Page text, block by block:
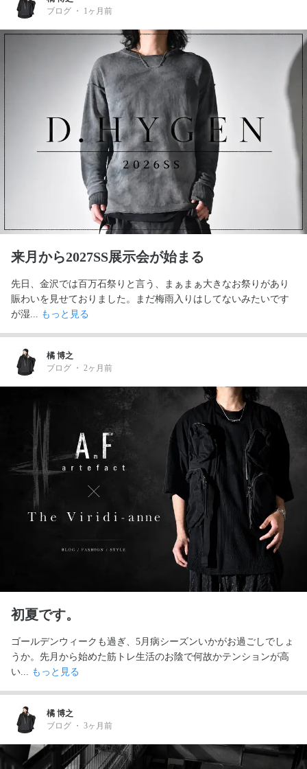
ブログ ・ 1ヶ月前
来月から2027SS展示会が始まる
先日、金沢では百万石祭りと言う、まぁまぁ大きなお祭りがあり
賑わいを見せておりました。まだ梅雨入りはしてないみたいです
が湿... もっと見る
橘 博之
ブログ ・ 2ヶ月前
初夏です。
ゴールデンウィークも過ぎ、5月病シーズンいかがお過ごしでしょ
うか。先月から始めた筋トレ生活のお陰で何故かテンションが高
い...
もっと見る
橘 博之
ブログ ・ 3ヶ月前